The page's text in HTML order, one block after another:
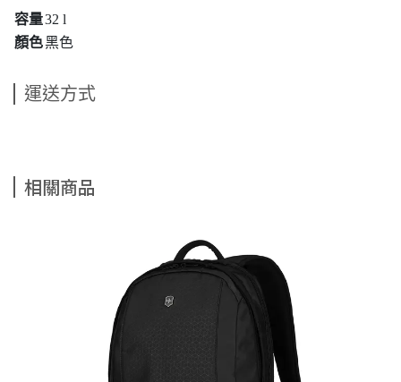
容量32 l
顏色黑色
運送方式
相關商品